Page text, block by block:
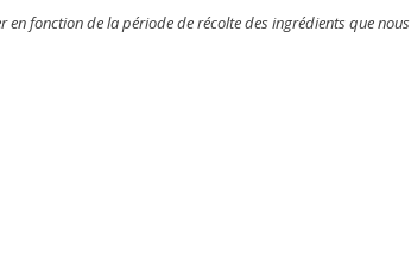
en fonction de la période de récolte des ingrédients que nous